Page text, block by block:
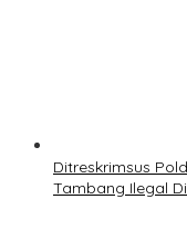
Ditreskrimsus
Tambang Ilegal